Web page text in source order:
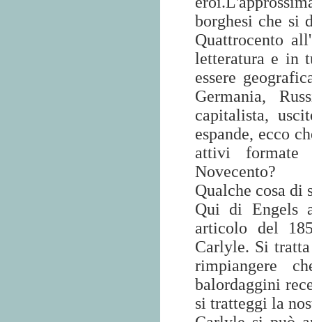
borghesi che si
Quattrocento
letteratura e in
essere
Germania,
capitalista,
espande, ecco
attivi
Novecento?
Qualche cosa
Qui di Engels
articolo del
Carlyle. Si
rimpiangere
balordaggini
si tratteggi la